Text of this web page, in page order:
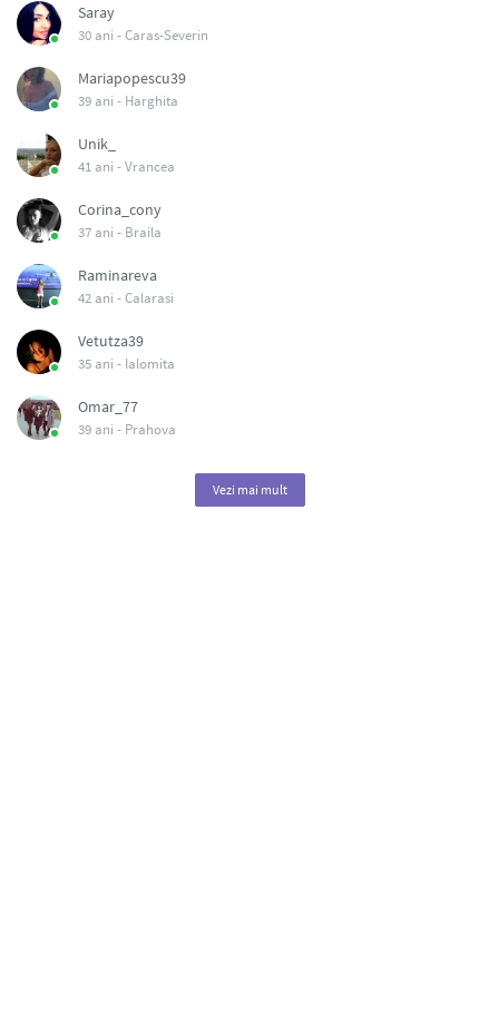
Saray
30 ani -Caras-Severin
Mariapopescu39
39 ani - Harghita
Unik_
41 ani -Vrancea
Corina_cony
37 ani - Braila
Raminareva
42 ani -Calarasi
Vetutza39
35 ani - Ialomita
Omar_77
39 ani - Prahova
Vezi mai mult